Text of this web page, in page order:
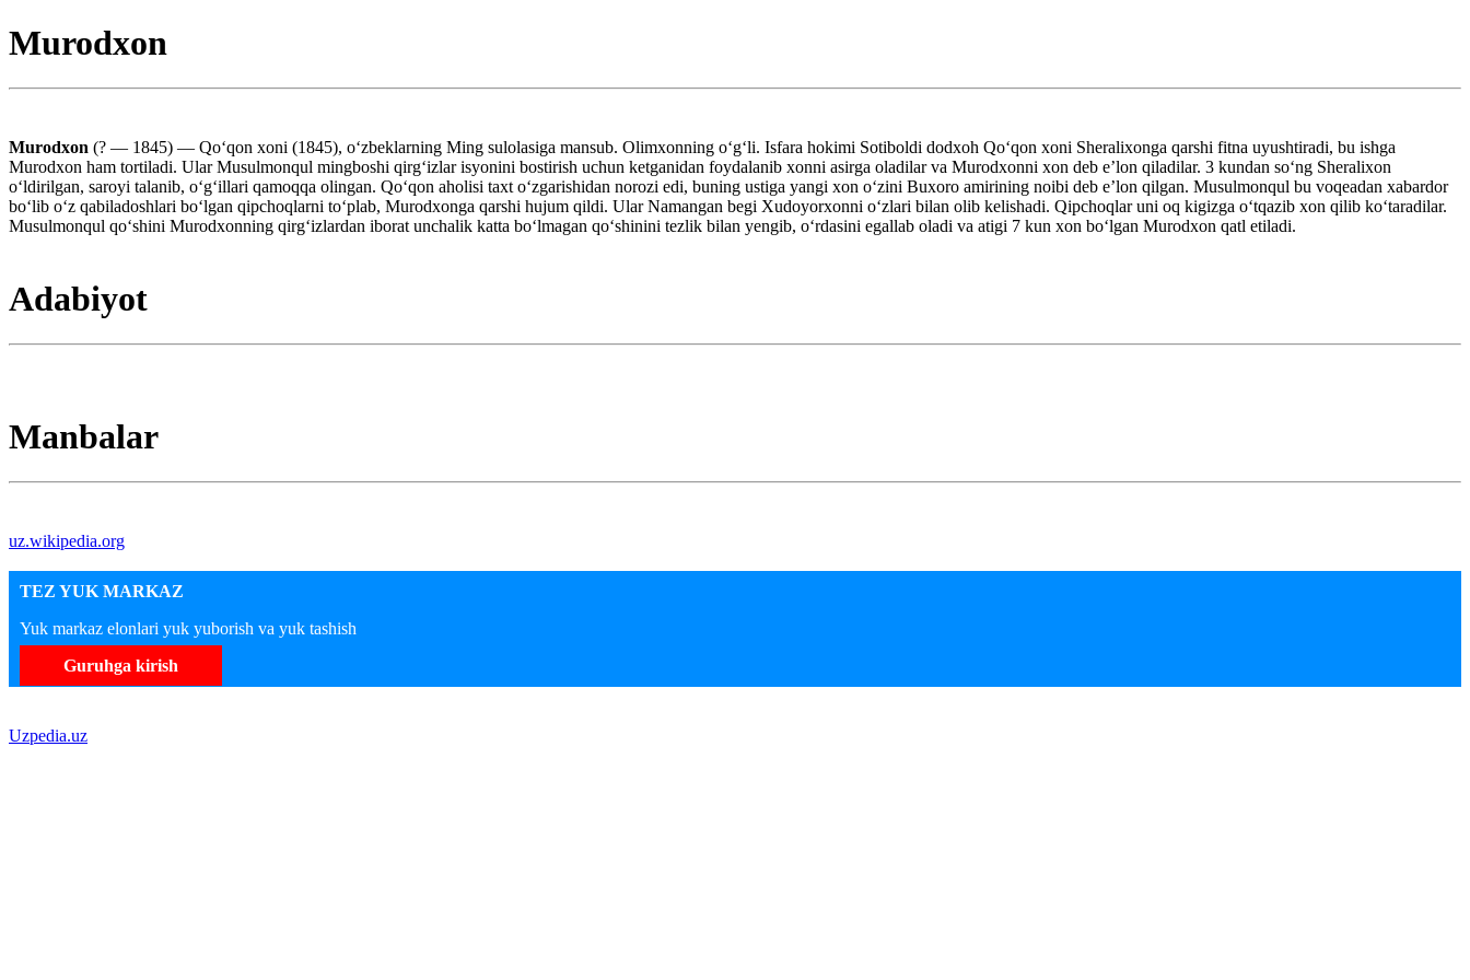
Murodxon
Murodxon (? — 1845) — Qoʻqon xoni (1845), oʻzbeklarning Ming sulolasiga mansub. Olimxonning oʻgʻli. Isfara hokimi Sotiboldi dodxoh Qoʻqon xoni Sheralixonga qarshi fitna uyushtiradi, bu ishga
Murodxon ham tortiladi. Ular Musulmonqul mingboshi qirgʻizlar isyonini bostirish uchun ketganidan foydalanib xonni asirga oladilar va Murodxonni xon deb eʼlon qiladilar. 3 kundan soʻng Sheralixon
oʻldirilgan, saroyi talanib, oʻgʻillari qamoqqa olingan. Qoʻqon aholisi taxt oʻzgarishidan norozi edi, buning ustiga yangi xon oʻzini Buxoro amirining noibi deb eʼlon qilgan. Musulmonqul bu voqeadan xabardor
boʻlib oʻz qabiladoshlari boʻlgan qipchoqlarni toʻplab, Murodxonga qarshi hujum qildi. Ular Namangan begi Xudoyorxonni oʻzlari bilan olib kelishadi. Qipchoqlar uni oq kigizga oʻtqazib xon qilib koʻtaradilar.
Musulmonqul qoʻshini Murodxonning qirgʻizlardan iborat unchalik katta boʻlmagan qoʻshinini tezlik bilan yengib, oʻrdasini egallab oladi va atigi 7 kun xon boʻlgan Murodxon qatl etiladi.
Adabiyot
Manbalar
uz.wikipedia.org
TEZ YUK MARKAZ
Yuk markaz elonlari yuk yuborish va yuk tashish
Guruhga kirish
Uzpedia.uz